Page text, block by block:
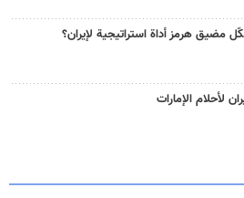
مضيق هرمز أداة استراتيجية لإيران؟
لأحلام الإمارات